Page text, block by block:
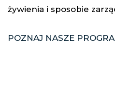
żywienia i sposobie
POZNAJ NASZE